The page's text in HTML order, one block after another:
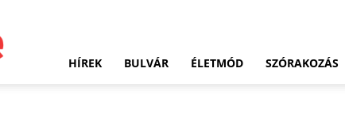
HÍREK BULVÁR ÉLETMÓD SZÓRAKOZÁS